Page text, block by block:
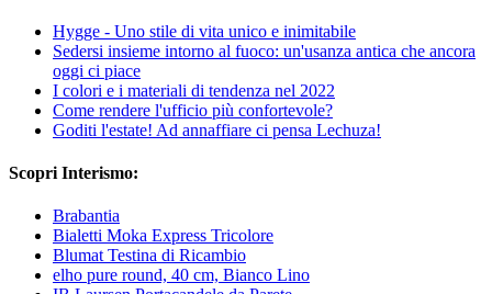
Hygge - Uno stile di vita unico e inimitabile
Sedersi insieme intorno al fuoco: un'usanza antica che ancora
oggi ci piace
I colori e i materiali di tendenza nel 2022
Come rendere l'ufficio più confortevole?
Goditi l'estate! Ad annaffiare ci pensa Lechuza!
Scopri Interismo:
Brabantia
Bialetti Moka Express Tricolore
Blumat Testina di Ricambio
elho pure round, 40 cm, Bianco Lino